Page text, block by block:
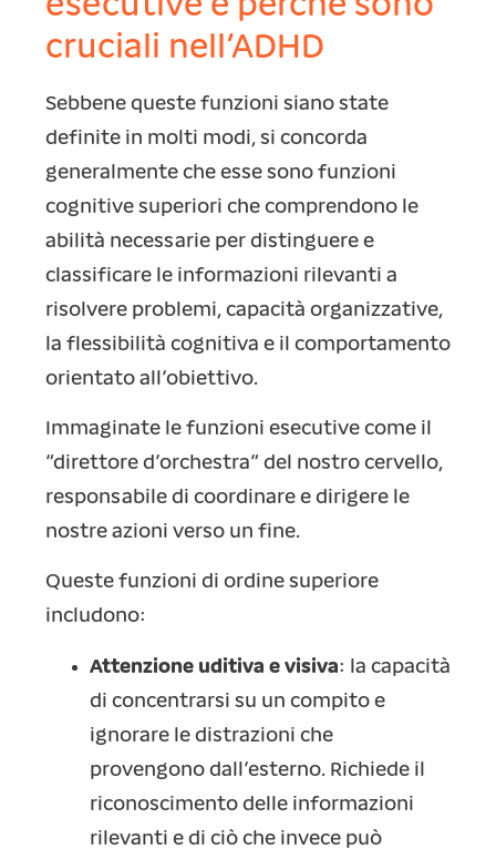
cruciali nell’ADHD
Sebbene queste funzioni siano state
definite in molti modi, si concorda
generalmente che esse sono funzioni
cognitive superiori che comprendono le
abilità necessarie per distinguere e
classificare le informazioni rilevanti a
risolvere problemi, capacità organizzative,
la flessibilità cognitiva e il comportamento
orientato all’obiettivo.
Immaginate le funzioni esecutive come il
“direttore d’orchestra” del nostro cervello,
responsabile di coordinare e dirigere le
nostre azioni verso un fine.
Queste funzioni di ordine superiore
includono:
Attenzione uditiva e visiva: la capacità
di concentrarsi su un compito e
ignorare le distrazioni che
provengono dall’esterno. Richiede il
riconoscimento delle informazioni
rilevanti e di ciò che invece può